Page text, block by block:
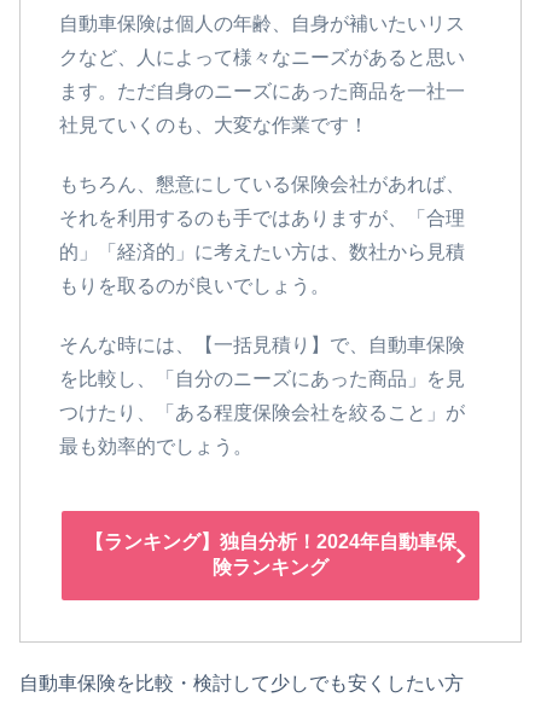
自動車保険は個人の年齢、自身が補いたいリス
クなど、人によって様々なニーズがあると思い
ます。ただ自身のニーズにあった商品を一社一
社見ていくのも、大変な作業です！
もちろん、懇意にしている保険会社があれば、
それを利用するのも手ではありますが、「合理
的」「経済的」に考えたい方は、数社から見積
もりを取るのが良いでしょう。
そんな時には、【一括見積り】で、自動車保険
を比較し、「自分のニーズにあった商品」を見
つけたり、「ある程度保険会社を絞ること」が
最も効率的でしょう。
【ランキング】独自分析！2024年自動車保
険ランキング
自動車保険を比較・検討して少しでも安くしたい方